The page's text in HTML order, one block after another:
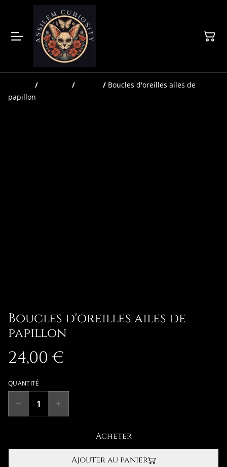
/ / / Boucles d'oreilles ailes de
papillon
Boucles d'oreilles ailes de
papillon
24,00 €
QUANTITÉ
Acheter
Ajouter au panier